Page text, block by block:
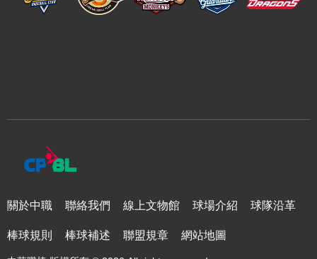
關於中職 聯絡我們 線上文物館 球場介紹 球隊沿革
棒球規則 棒球補述 聯盟規章 網站地圖